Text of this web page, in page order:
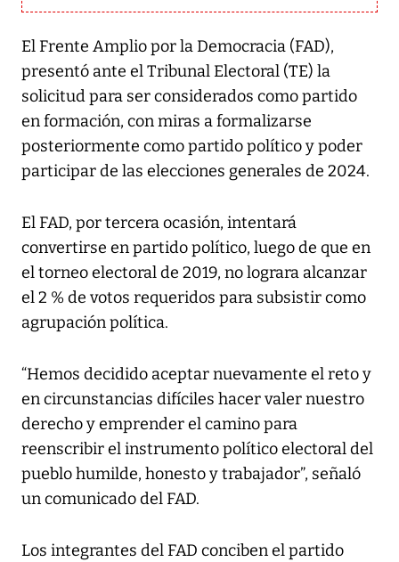
El Frente Amplio por la Democracia (FAD),
presentó ante el Tribunal Electoral (TE) la
solicitud para ser considerados como partido
en formación, con miras a formalizarse
posteriormente como partido político y poder
participar de las elecciones generales de 2024.
El FAD, por tercera ocasión, intentará
convertirse en partido político, luego de que en
el torneo electoral de 2019, no lograra alcanzar
el 2 % de votos requeridos para subsistir como
agrupación política.
“Hemos decidido aceptar nuevamente el reto y
en circunstancias difíciles hacer valer nuestro
derecho y emprender el camino para
reenscribir el instrumento político electoral del
pueblo humilde, honesto y trabajador”, señaló
un comunicado del FAD.
Los integrantes del FAD conciben el partido